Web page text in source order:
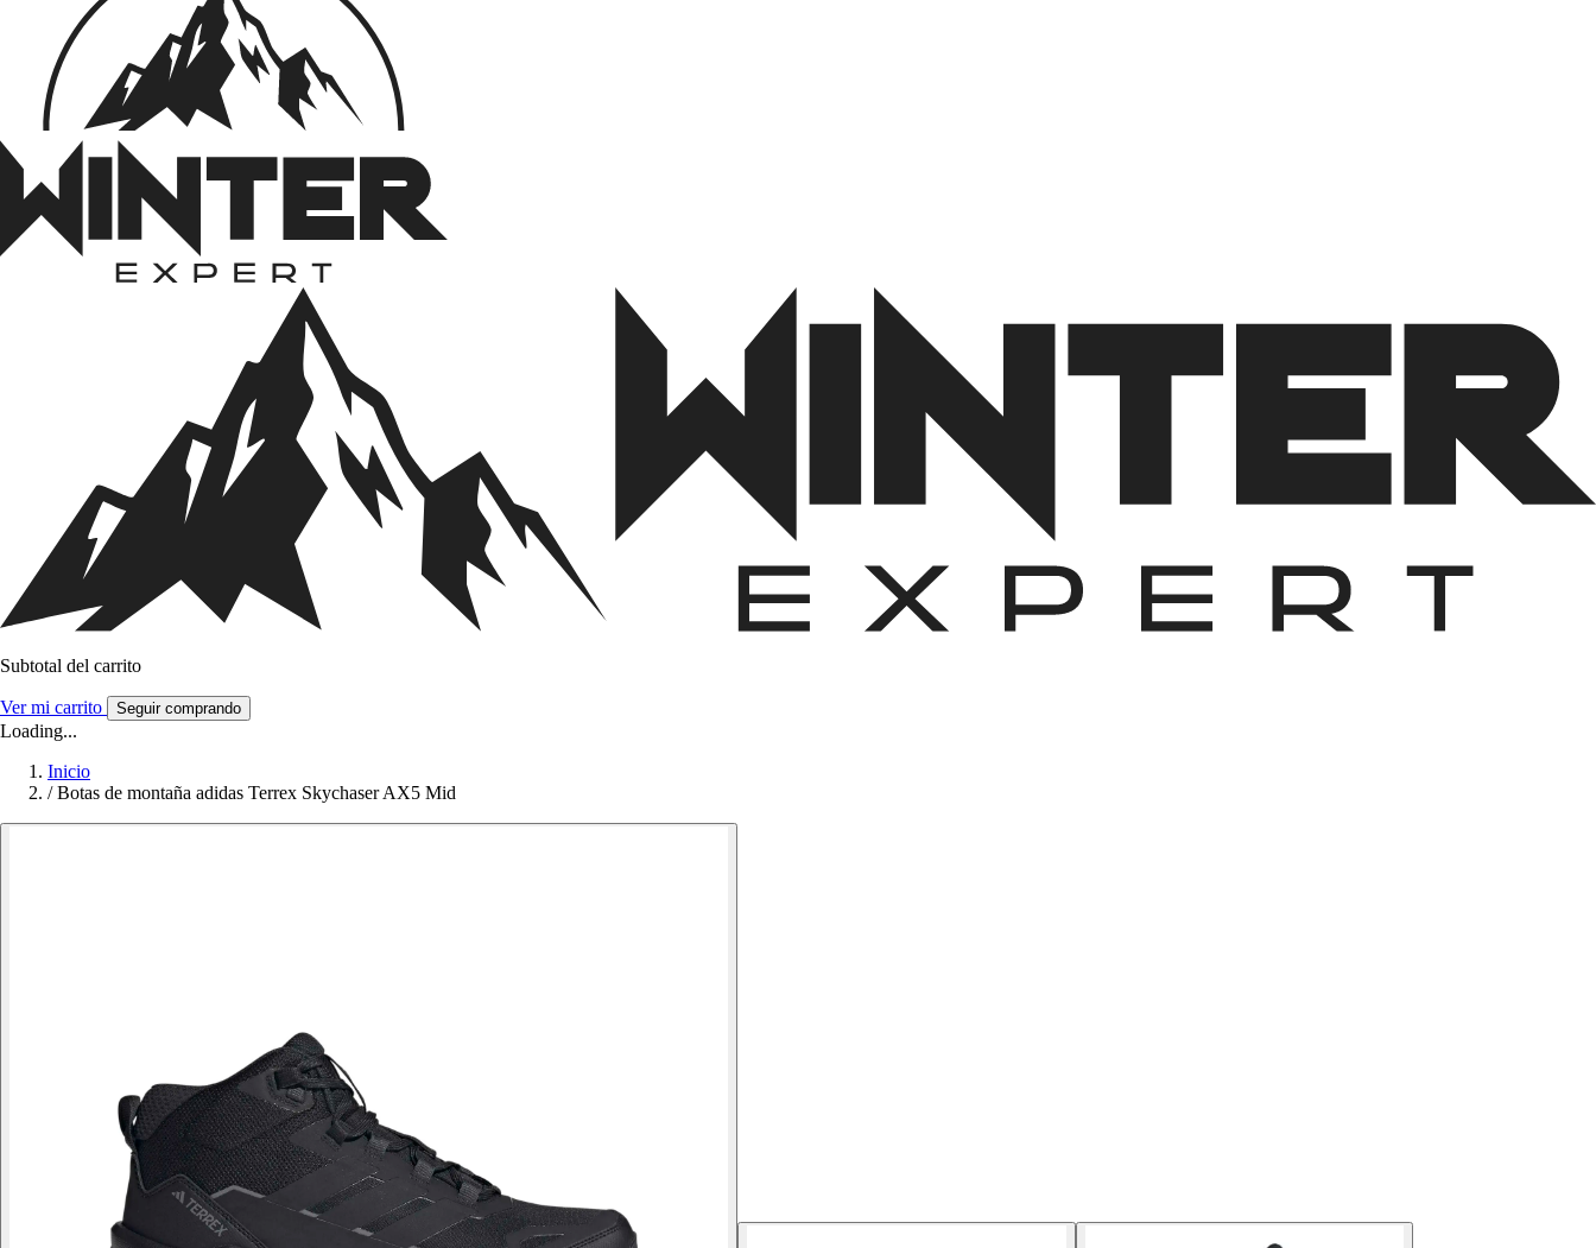
Subtotal del carrito
Ver mi carrito Seguir comprando
Loading...
Inicio
/ Botas de montaña adidas Terrex Skychaser AX5 Mid